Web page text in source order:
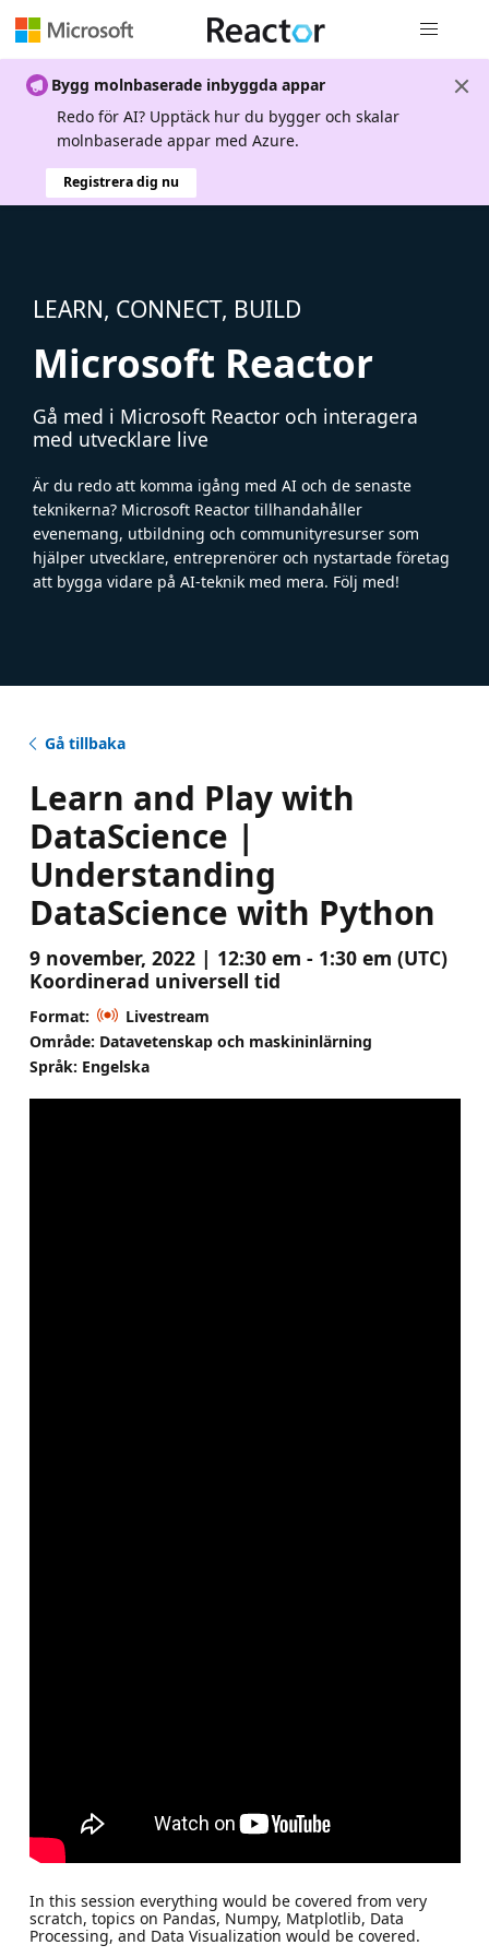
Bygg molnbaserade inbyggda appar
Redo för AI? Upptäck hur du bygger och skalar
molnbaserade appar med Azure.
Registrera dig nu
LEARN, CONNECT, BUILD
Microsoft Reactor
Gå med i Microsoft Reactor och interagera
med utvecklare live
Är du redo att komma igång med AI och de senaste
teknikerna? Microsoft Reactor tillhandahåller
evenemang, utbildning och communityresurser som
hjälper utvecklare, entreprenörer och nystartade företag
att bygga vidare på AI-teknik med mera. Följ med!
Gå tillbaka
Learn and Play with
DataScience |
Understanding
DataScience with Python
9 november, 2022 | 12:30 em - 1:30 em (UTC)
Koordinerad universell tid
Format:
Livestream
Område: Datavetenskap och maskininlärning
Språk: Engelska
In this session everything would be covered from very
scratch, topics on Pandas, Numpy, Matplotlib, Data
Processing, and Data Visualization would be covered.